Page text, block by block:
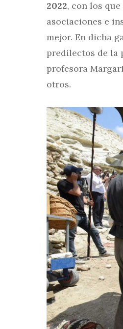
2022, con los
asociaciones e
mejor. En dicha
predilectos de la
profesora
otros.